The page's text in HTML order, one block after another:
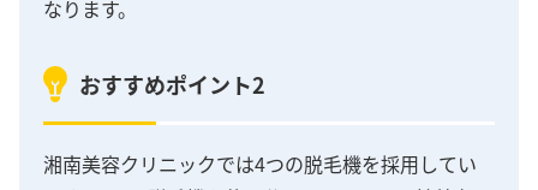
なります。
おすすめポイント2
湘南美容クリニックでは4つの脱毛機を採用してい